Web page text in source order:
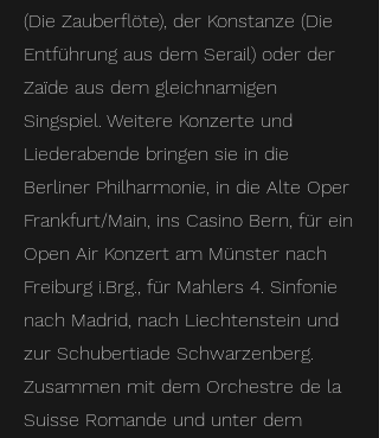
(Die Zauberflöte), der Konstanze (Die
Entführung aus dem Serail) oder der
Zaïde aus dem gleichnamigen
Singspiel. Weitere Konzerte und
Liederabende bringen sie in die
Berliner Philharmonie, in die Alte Oper
Frankfurt/Main, ins Casino Bern, für ein
Open Air Konzert am Münster nach
Freiburg i.Brg., für Mahlers 4. Sinfonie
nach Madrid, nach Liechtenstein und
zur Schubertiade Schwarzenberg.
Zusammen mit dem Orchestre de la
Suisse Romande und unter dem